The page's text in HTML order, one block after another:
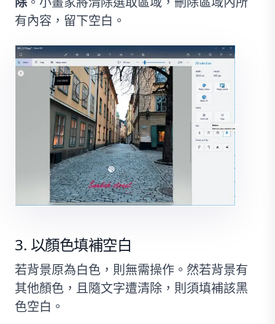
有內容，留下空白。
以顏色填補空白
若背景原為白色，則無需操作。然若背景有
其他顏色，且隨文字遭清除，則須填補該黑
色空白。